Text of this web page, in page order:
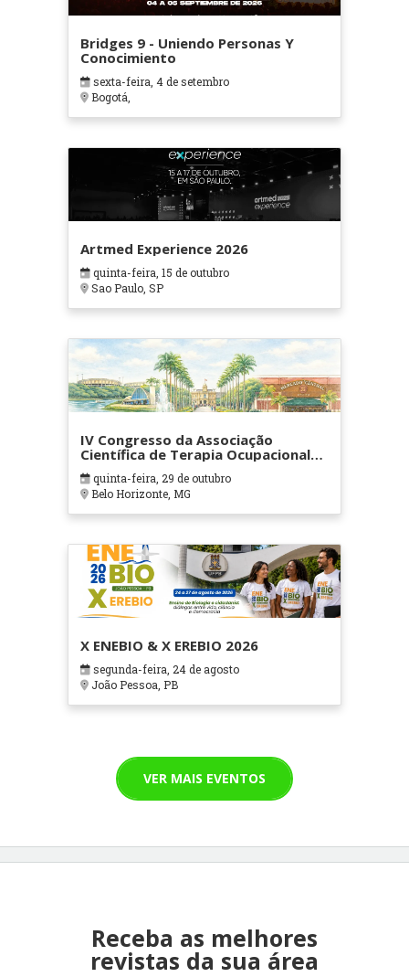
Bridges 9 - Uniendo Personas Y
Conocimiento
sexta-feira, 4 de setembro
Bogotá,
Artmed Experience 2026
quinta-feira, 15 de outubro
Sao Paulo, SP
IV Congresso da Associação
Científica de Terapia Ocupacional
em Contextos Hospitalares e
Cuidados Paliativos - ATOHOSP
quinta-feira, 29 de outubro
Belo Horizonte, MG
X ENEBIO & X EREBIO 2026
segunda-feira, 24 de agosto
João Pessoa, PB
VER MAIS EVENTOS
Receba as melhores
revistas da sua área